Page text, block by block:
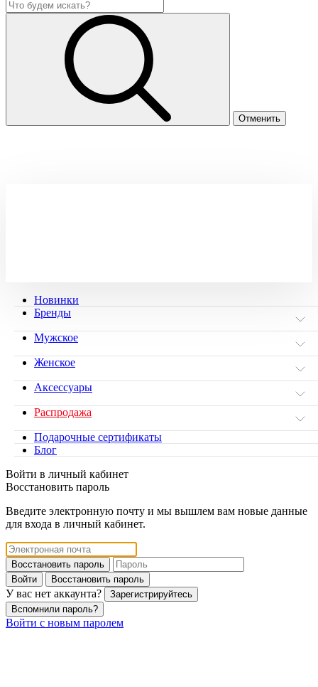
Новинки
Бренды
Мужское
Женское
Аксессуары
Распродажа
Подарочные сертификаты
Блог
Войти в личный кабинет
Восстановить пароль
Введите электронную почту и мы вышлем вам новые данные
для входа в личный кабинет.
Восстановить пароль
Войти
Восстановить пароль
У вас нет аккаунта?
Зарегистрируйтесь
Вспомнили пароль?
Войти с новым паролем